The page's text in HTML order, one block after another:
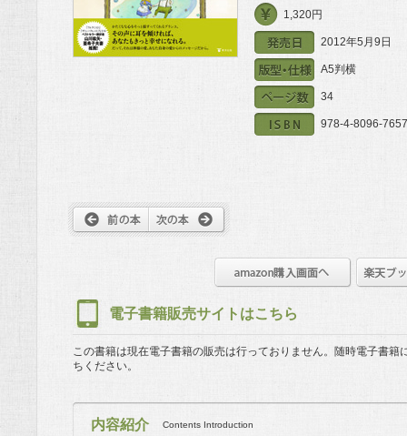
1,320円
2012年5月9日
A5判横
34
978-4-8096-
電子書籍販売サイトはこちら
この書籍は現在電子書籍の販売は行っておりません。 随時電子書籍
ちください。
内容紹介 Contents Introduction